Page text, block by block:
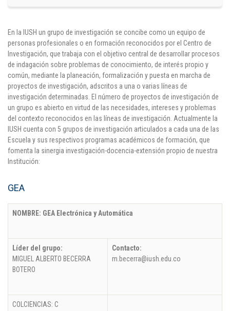
En la IUSH un grupo de investigación se concibe como un equipo de
personas profesionales o en formación reconocidos por el Centro de
Investigación, que trabaja con el objetivo central de desarrollar procesos
de indagación sobre problemas de conocimiento, de interés propio y
común, mediante la planeación, formalización y puesta en marcha de
proyectos de investigación, adscritos a una o varias líneas de
investigación determinadas. El número de proyectos de investigación de
un grupo es abierto en virtud de las necesidades, intereses y problemas
del contexto reconocidos en las líneas de investigación. Actualmente la
IUSH cuenta con 5 grupos de investigación articulados a cada una de las
Escuela y sus respectivos programas académicos de formación, que
fomenta la sinergia investigación-docencia-extensión propio de nuestra
Institución:
GEA
NOMBRE: GEA Electrónica y Automática
Líder del grupo:
MIGUEL ALBERTO BECERRA
BOTERO
Contacto:
m.becerra@iush.edu.co
COLCIENCIAS: C
Empleo
Contáctanos
Comunícate con nosotros
Línea de Atención al Cliente
Campus Estadio: CR 70 # 52-49
(+57) (4) 4 600 700